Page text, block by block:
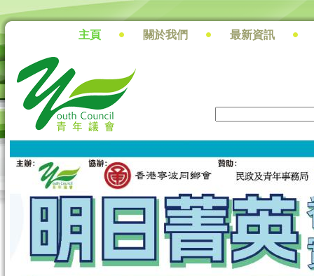
搜尋
主頁 關於我們 最新資訊